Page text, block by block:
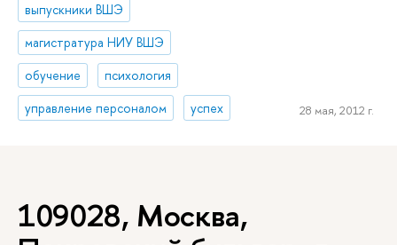
выпускники ВШЭ
магистратура НИУ ВШЭ
обучение
психология
управление персоналом
успех 28 мая, 2012 г.
109028, Москва,